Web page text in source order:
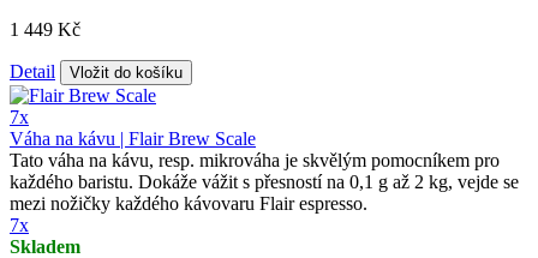
1 449 Kč
Detail Vložit do košíku
7x
Váha na kávu | Flair Brew Scale
Tato váha na kávu, resp. mikrováha je skvělým pomocníkem pro
každého baristu. Dokáže vážit s přesností na 0,1 g až 2 kg, vejde se
mezi nožičky každého kávovaru Flair espresso.
7x
Skladem